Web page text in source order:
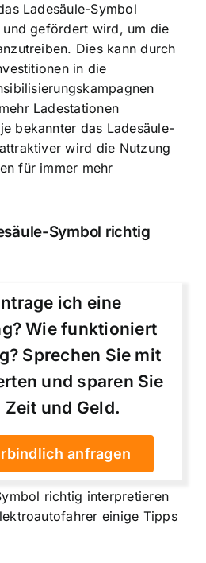
Ladesäule-Symbol
gefördert wird, um die
Dies kann durch
in die
Ladestationen
bekannter das Ladesäule-
wird die Nutzung
für immer mehr
Symbol richtig
ich eine
Wie funktioniert
Sprechen Sie mit
und sparen Sie
Zeit und Geld.
anfragen
richtig interpretieren
einige Tipps